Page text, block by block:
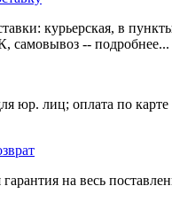
курьерская, в
самовывоз -- подробнее...
юр. лиц; оплата по карте
на весь